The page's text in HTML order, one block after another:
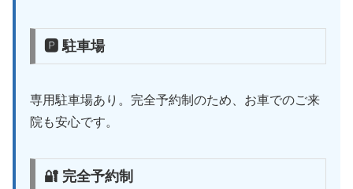
🅿 駐車場
専用駐車場あり。完全予約制のため、お車でのご来
院も安心です。
🔐 完全予約制